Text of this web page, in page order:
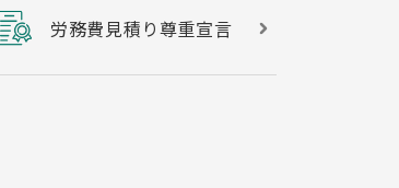
労務費見積り尊重宣言